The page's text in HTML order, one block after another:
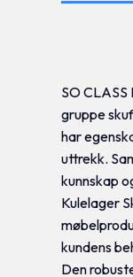
SO
gruppe
har
uttrekk.
kunnskap
Kulelager
kundens
Den